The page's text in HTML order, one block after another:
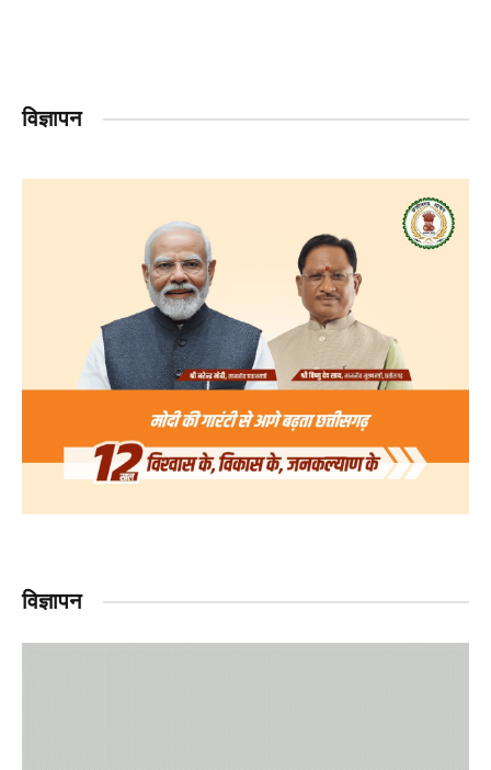
विज्ञापन
विज्ञापन